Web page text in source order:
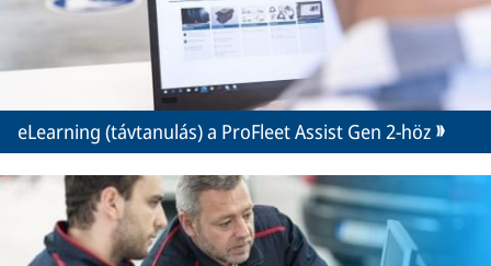
eLearning (távtanulás) a ProFleet Assist Gen 2-höz